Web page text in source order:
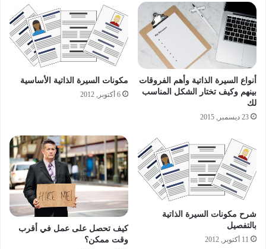
أنواع السيرة الذاتية وأهم الفروقات
بينهم وكيف تختار الشكل المناسب
لك
23 ديسمبر, 2015
مكونات السيرة الذاتية الأساسية
6 أكتوبر, 2012
شرح مكونات السيرة الذاتية
بالتفصيل
11 أكتوبر, 2012
كيف تحصل على عمل في أقرب
وقت ممكن؟